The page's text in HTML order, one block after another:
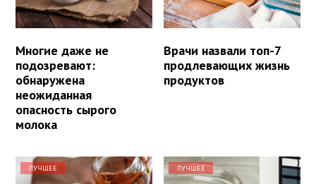
Многие даже не
подозревают:
обнаружена
неожиданная
опасность сырого
молока
Врачи назвали топ-7
продлевающих жизнь
продуктов
ЛУЧШЕЕ ЛУЧШЕЕ